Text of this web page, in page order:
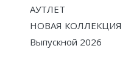
АУТЛЕТ
НОВАЯ КОЛЛЕКЦИЯ
Выпускной 2026